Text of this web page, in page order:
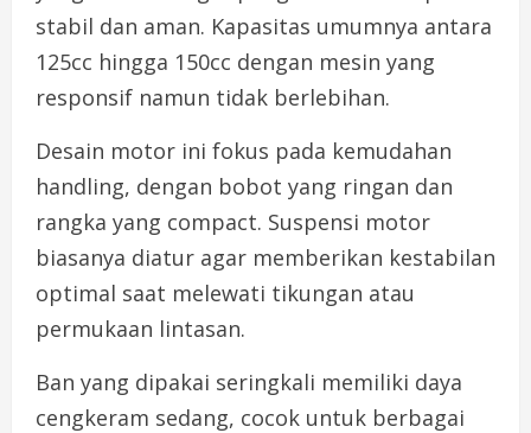
stabil dan aman. Kapasitas umumnya antara
125cc hingga 150cc dengan mesin yang
responsif namun tidak berlebihan.
Desain motor ini fokus pada kemudahan
handling, dengan bobot yang ringan dan
rangka yang compact. Suspensi motor
biasanya diatur agar memberikan kestabilan
optimal saat melewati tikungan atau
permukaan lintasan.
Ban yang dipakai seringkali memiliki daya
cengkeram sedang, cocok untuk berbagai